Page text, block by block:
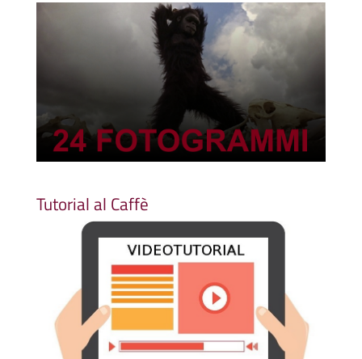
Tutorial al Caffè